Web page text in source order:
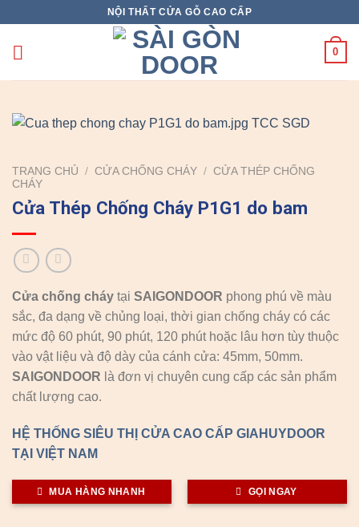
content
NỘI THẤT CỬA GỖ CAO CẤP
0
TRANG CHỦ / CỬA CHỐNG CHÁY / CỬA THÉP CHỐNG
CHÁY
Cửa Thép Chống Cháy P1G1 do bam
Cửa chống cháy tại SAIGONDOOR phong phú về màu
sắc, đa dạng về chủng loại, thời gian chống cháy có các
mức độ 60 phút, 90 phút, 120 phút hoặc lâu hơn tùy thuộc
vào vật liệu và độ dày của cánh cửa: 45mm, 50mm.
SAIGONDOOR là đơn vị chuyên cung cấp các sản phẩm
chất lượng cao.
HỆ THỐNG SIÊU THỊ CỬA CAO CẤP GIAHUYDOOR
TẠI VIỆT NAM
MUA HÀNG NHANH GỌI NGAY